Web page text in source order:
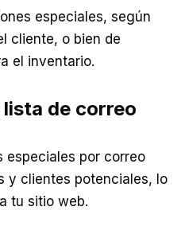
especiales, según
cliente, o bien de
el inventario.
de correo
especiales por correo
y clientes potenciales, lo
tu sitio web.